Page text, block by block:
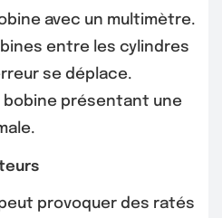
avec un multimètre.
entre les cylindres
se déplace.
bobine présentant une
provoquer des ratés